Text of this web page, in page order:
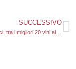
SUCCESSIVO
Trebbiano Jasci, tra i migliori 20 vini al mondo (sotto i 20€)